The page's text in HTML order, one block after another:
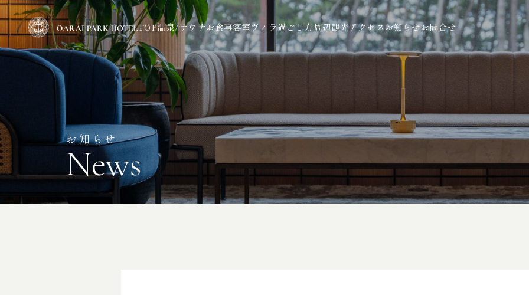
TOP温泉/サウナお食事客室ヴィラ過ごし方周辺観光アクセスお知らせお問合せ
お知らせ
News